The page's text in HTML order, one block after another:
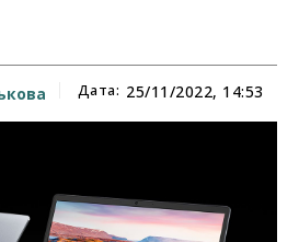
Дата: 25/11/2022, 14:53